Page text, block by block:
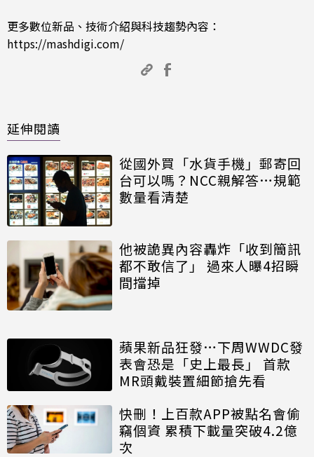
更多數位新品、技術介紹與科技趨勢內容：
https://mashdigi.com/
延伸閱讀
從國外買「水貨手機」郵寄回
台可以嗎？NCC親解答…規範
數量看清楚
他被詭異內容轟炸「收到簡訊
都不敢信了」 過來人曝4招瞬
間擋掉
蘋果新品狂發…下周WWDC發
表會恐是「史上最長」 首款
MR頭戴裝置細節搶先看
快刪！上百款APP被點名會偷
竊個資 累積下載量突破4.2億
次